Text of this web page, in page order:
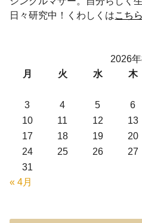
日々研究中！くわしくはこちら
2026年
月
火 水 木
3
4 5 6
10
11 12 13
17
18 19 20
24
25 26 27
31
« 4月